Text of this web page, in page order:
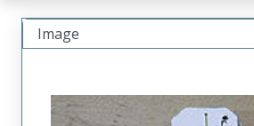
Image